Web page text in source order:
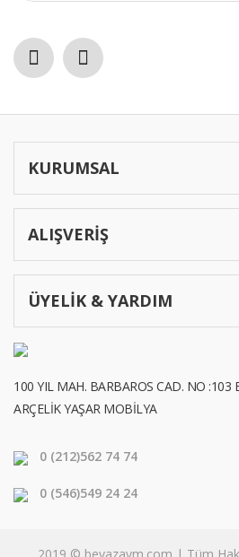
KURUMSAL
ALIŞVERİŞ
ÜYELİK & YARDIM
100 YIL MAH. BARBAROS CAD. NO :103
ARÇELİK YAŞAR MOBİLYA
0 (212)562 74 74
0 (546)549 24 24